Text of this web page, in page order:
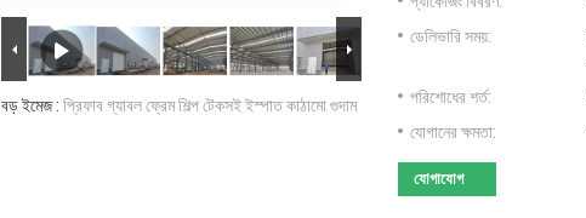
বড় ইমেজ : প্রিফাব গ্যাবল ফ্রেম শিল্প টেকসই ইস্পাত কাঠামো গুদাম
ডেলিভারি সময়:
পরিশোধের শর্ত:
যোগানের ক্ষমতা:
যোগাযোগ